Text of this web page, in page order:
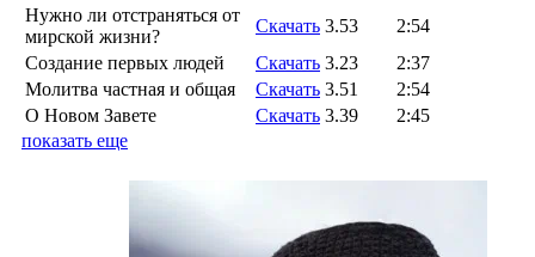
Нужно ли отстраняться от
мирской жизни?
Скачать 3.53
2:54
Создание первых людей
Скачать 3.23
2:37
Молитва частная и общая
Скачать 3.51
2:54
О Новом Завете
Скачать 3.39
2:45
показать еще